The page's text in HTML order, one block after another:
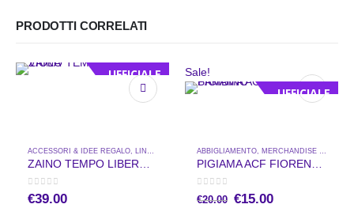
PRODOTTI CORRELATI
UFFICIALE
ACCESSORI & IDEE REGALO, LINEA SCUOLA MERCHANDISE UFFICIALE
ZAINO TEMPO LIBERO VIOLA
0out of 5
€39.00
Sale!
UFFICIALE
Questo prodotto ha più varianti. Le opzioni possono essere scelte nella pagina del prodotto
ABBIGLIAMENTO, MERCHANDISE UFFICIALE
PIGIAMA ACF FIORENTINA BAMBINO
0out of 5
€20.00 Il
€15.00Il